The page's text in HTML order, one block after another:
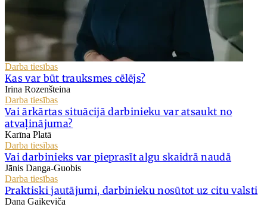
Darba tiesības
Kas var būt trauksmes cēlējs?
Irina Rozenšteina
Darba tiesības
Vai ārkārtas situācijā darbinieku var atsaukt no
atvaļinājuma?
Karīna Platā
Darba tiesības
Vai darbinieks var pieprasīt algu skaidrā naudā
Jānis Danga-Guobis
Darba tiesības
Praktiski jautājumi, darbinieku nosūtot uz citu valsti
Dana Gaikeviča